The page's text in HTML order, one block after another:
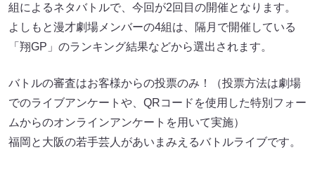
組によるネタバトルで、今回が2回目の開催となります。
よしもと漫才劇場メンバーの4組は、隔⽉で開催している
「翔GP」のランキング結果などから選出されます。
バトルの審査はお客様からの投票のみ！（投票方法は劇場
でのライブアンケートや、QRコードを使用した特別フォー
ムからのオンラインアンケートを⽤いて実施）
福岡と大阪の若手芸人があいまみえるバトルライブです。